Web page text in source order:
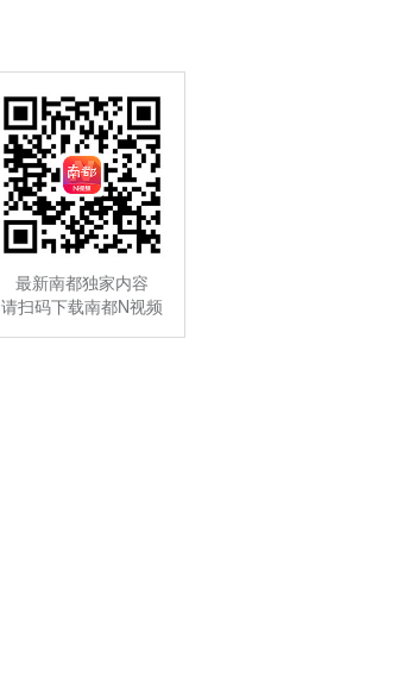
最新南都独家内容
请扫码下载南都N视频